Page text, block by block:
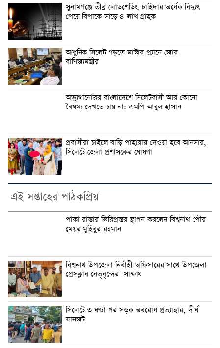
সুনামগঞ্জে তীব্র লোডশেডিং, চাহিদার অর্ধেক বিদ্যুৎ
পেয়ে বিপাকে সাড়ে ৪ লাখ গ্রাহক
আধুনিক সিলেট গড়তে মাস্টার প্ল্যানে জোর
বাণিজ্যমন্ত্রীর
অভ্যুত্থানোত্তর বাংলাদেশে সিলেটবাসী আর কোনো
বৈষম্য দেখতে চায় না: এমপি আবুল হাসান
প্রবাসীরা চাইলে বাড়ি পাহারায় দেওয়া হবে আনসার,
সিলেটে জেলা প্রশাসকের ঘোষণা
এই সপ্তাহের পাঠকপ্রিয়
পাকা রাস্তার ভিত্তিপ্রস্তর স্থাপন করলেন বিশ্বনাথ পৌর
মেয়র মুহিবুর রহমান
বিশ্বনাথ উপজেলা নির্বাহী অফিসারের সাথে উপজেলা
প্রেসক্লাব নেতৃবৃন্দের সাক্ষাৎ
সিলেটে ৩ ঘণ্টা পর সড়ক অবরোধ প্রত্যাহার, দীর্ঘ
যানজট